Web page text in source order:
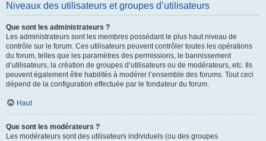
Niveaux des utilisateurs et groupes d’utilisateurs
Que sont les administrateurs ?
Les administrateurs sont les membres possédant le plus haut niveau de
contrôle sur le forum. Ces utilisateurs peuvent contrôler toutes les opérations
du forum, telles que les paramètres des permissions, le bannissement
d’utilisateurs, la création de groupes d’utilisateurs ou de modérateurs, etc. Ils
peuvent également être habilités à modérer l’ensemble des forums. Tout ceci
dépend de la configuration effectuée par le fondateur du forum.
Haut
Que sont les modérateurs ?
Les modérateurs sont des utilisateurs individuels (ou des groupes